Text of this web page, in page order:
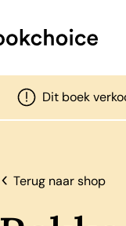
Dit boek
Terug naar shop